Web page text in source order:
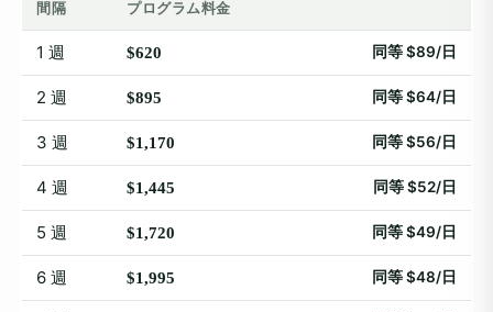
間隔 プログラム料金
1 週 $620 同等 $89/日
2 週 $895 同等 $64/日
3 週 $1,170 同等 $56/日
4 週 $1,445 同等 $52/日
5 週 $1,720 同等 $49/日
6 週 $1,995 同等 $48/日